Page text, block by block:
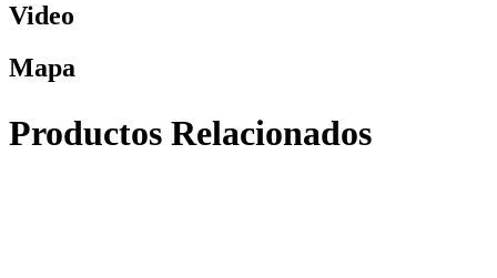
Video
Mapa
Productos Relacionados